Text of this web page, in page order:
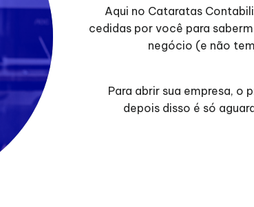
Aqui no Cataratas
cedidas por você para
negócio (e não
Para abrir sua empresa, o
depois disso é só